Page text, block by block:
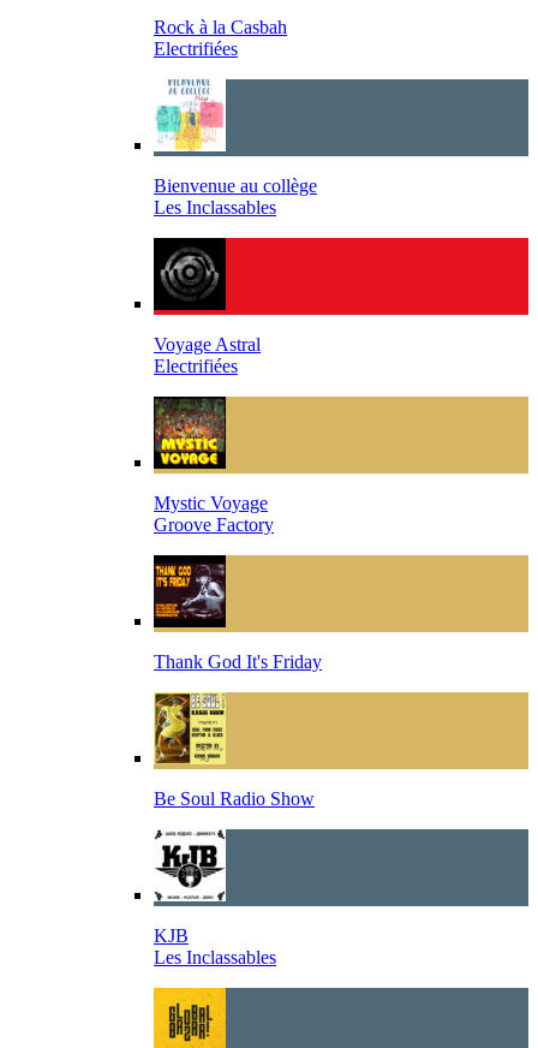
Rock à la Casbah
Electrifiées
Bienvenue au collège
Les Inclassables
Voyage Astral
Electrifiées
Mystic Voyage
Groove Factory
Thank God It's Friday
Be Soul Radio Show
KJB
Les Inclassables